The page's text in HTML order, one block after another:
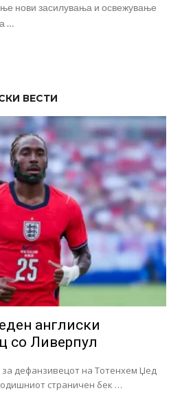
нови засилувања и освежување
…
ВЕСТИ
англиски
со Ливерпул
дефанзивецот на Тотенхем Џед
страничен бек …